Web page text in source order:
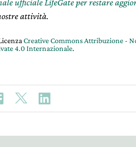
ufficiale LifeGate per restare
attività.
Creative Commons Attribuzione -
4.0 Internazionale.